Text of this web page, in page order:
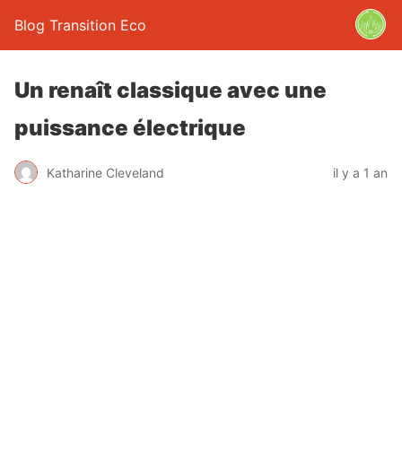
Blog Transition Eco
Un renaît classique avec une
puissance électrique
Katharine Cleveland il y a 1 an